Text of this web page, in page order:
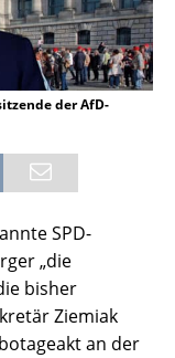
der AfD-
SPD-
„die
bisher
Ziemiak
an der